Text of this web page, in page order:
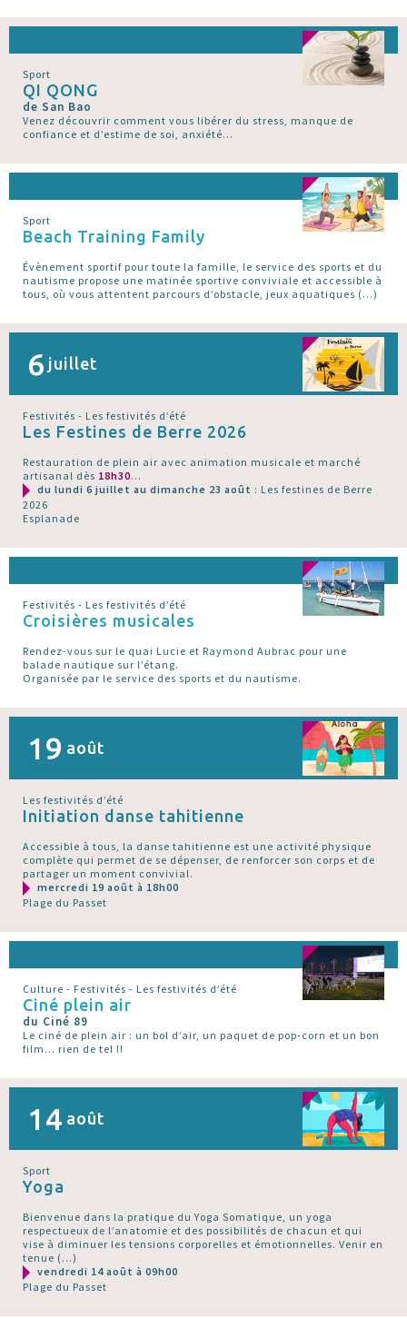
Sport
QI QONG
de San Bao
Venez découvrir comment vous libérer du stress, manque de
confiance et d’estime de soi, anxiété...
Sport
Beach Training Family
Évènement sportif pour toute la famille, le service des sports et du
nautisme propose une matinée sportive conviviale et accessible à
tous, où vous attentent parcours d’obstacle, jeux aquatiques (…)
6 juillet
Festivités - Les festivités d’été
Les Festines de Berre 2026
Restauration de plein air avec animation musicale et marché
artisanal dès 18h30...
du lundi 6 juillet au dimanche 23 août : Les festines de Berre
2026
Esplanade
Festivités - Les festivités d’été
Croisières musicales
Rendez-vous sur le quai Lucie et Raymond Aubrac pour une
balade nautique sur l’étang.
Organisée par le service des sports et du nautisme.
19 août
Les festivités d’été
Initiation danse tahitienne
Accessible à tous, la danse tahitienne est une activité physique
complète qui permet de se dépenser, de renforcer son corps et de
partager un moment convivial.
mercredi 19 août à 18h00
Plage du Passet
Culture - Festivités - Les festivités d’été
Ciné plein air
du Ciné 89
Le ciné de plein air : un bol d’air, un paquet de pop-corn et un bon
film... rien de tel !!
14 août
Sport
Yoga
Bienvenue dans la pratique du Yoga Somatique, un yoga
respectueux de l’anatomie et des possibilités de chacun et qui
vise à diminuer les tensions corporelles et émotionnelles. Venir en
tenue (…)
vendredi 14 août à 09h00
Plage du Passet